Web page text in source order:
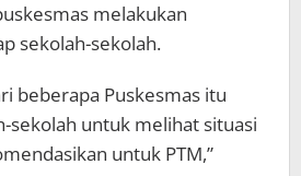
melakukan
sekolah-sekolah.
beberapa Puskesmas itu
sekolah untuk melihat situasi
untuk PTM,”